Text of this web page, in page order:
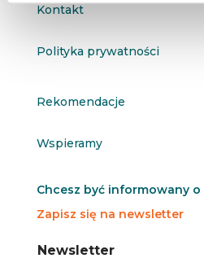
Kontakt
Polityka prywatności
Rekomendacje
Wspieramy
Chcesz być informowany
Zapisz się na newsletter
N
N
Newsletter